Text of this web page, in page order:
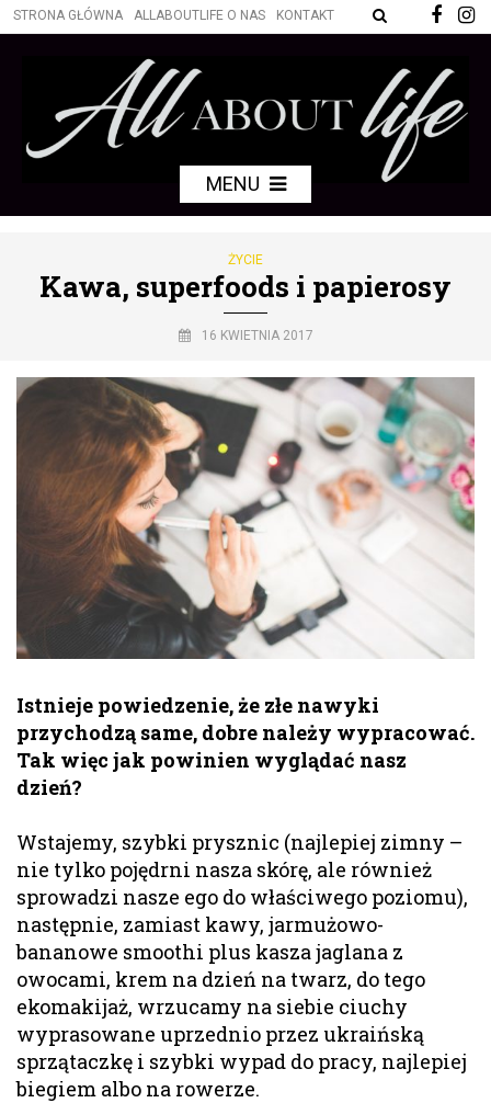
STRONA GŁÓWNA ALLABOUTLIFE O NAS KONTAKT
MENU
ŻYCIE
Kawa, superfoods i papierosy
16 KWIETNIA 2017
Istnieje powiedzenie, że złe nawyki
przychodzą same, dobre należy wypracować.
Tak więc jak powinien wyglądać nasz
dzień?
Wstajemy, szybki prysznic (najlepiej zimny –
nie tylko pojędrni nasza skórę, ale również
sprowadzi nasze ego do właściwego poziomu),
następnie, zamiast kawy, jarmużowo-
bananowe smoothi plus kasza jaglana z
owocami, krem na dzień na twarz, do tego
ekomakijaż, wrzucamy na siebie ciuchy
wyprasowane uprzednio przez ukraińską
sprzątaczkę i szybki wypad do pracy, najlepiej
biegiem albo na rowerze.